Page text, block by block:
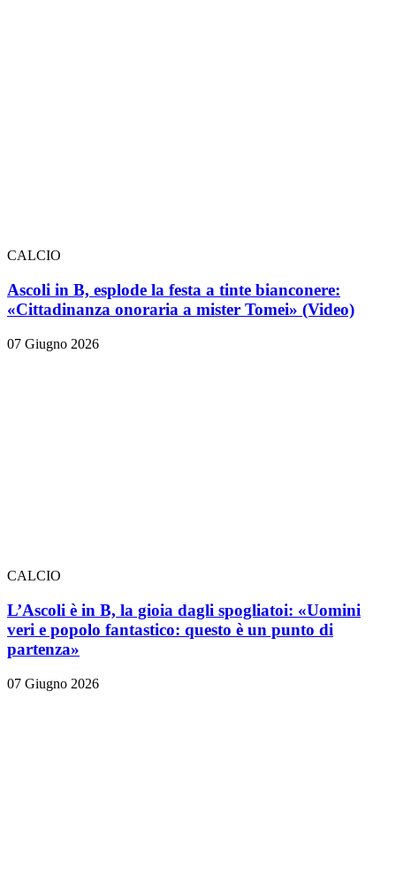
CALCIO
Ascoli in B, esplode la festa a tinte bianconere:
«Cittadinanza onoraria a mister Tomei» (Video)
07 Giugno 2026
CALCIO
L’Ascoli è in B, la gioia dagli spogliatoi: «Uomini
veri e popolo fantastico: questo è un punto di
partenza»
07 Giugno 2026